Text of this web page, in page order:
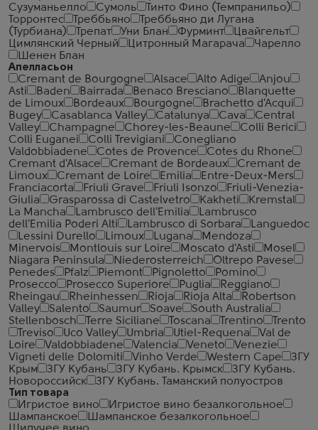
Сузуманьелло
Сумоль
Тинто Фино (Темпранильо)
Торронтес
Треббьяно
Треббьяно ди Лугана
(Турбиана)
Трепат Уни Блан Фурминт
Цвайгельт
Цимлянский Черный
Цитронный Магарача
Чарелло
Шенен Блан
Апелласьон
Cremant de Bourgogne
Alsace Alto Adige
Anjou
Asti
Baden Bairrada Benaco Bresciano
Blanquette
de Limoux
Bordeaux Bourgogne
Brachetto d'Acqui
Bugey
Casablanca Valley Catalunya Cava
Central
Valley
Champagne Chorey-les-Beaune
Colli Berici
Colli Euganei
Colli Trevigiani
Conegliano
Valdobbiadene
Cotes de Provence
Cotes du Rhone
Cremant d'Alsace
Cremant de Bordeaux
Cremant de
Limoux
Cremant de Loire Emilia
Entre-Deux-Mers
Franciacorta
Friuli Grave Friuli Isonzo
Friuli-Venezia-
Giulia
Grasparossa di Castelvetro Kakheti
Kremstal
La Mancha
Lambrusco dell'Emilia
Lambrusco
dell'Emilia Poderi Alti
Lambrusco di Sorbara
Languedoc
Lessini Durello
Limoux Lugana
Mendoza
Minervois
Montlouis sur Loire Moscato d'Asti
Mosel
Niagara Peninsula
Niederosterreich
Oltrepo Pavese
Penedes
Pfalz Piemont Pignoletto
Pomino
Prosecco
Prosecco Superiore Puglia
Reggiano
Rheingau
Rheinhessen Rioja Rioja Alta
Robertson
Valley
Salento Saumur Soave
South Australia
Stellenbosch
Terre Siciliane Toscana Trentino
Trento
Treviso
Uco Valley Umbria Utiel-Requena
Val de
Loire
Valdobbiadene Valencia Veneto
Venezie
Vigneti delle Dolomiti
Vinho Verde Western Cape
ЗГУ
Крым
ЗГУ Кубань ЗГУ Кубань. Крымск
ЗГУ Кубань.
Новороссийск
ЗГУ Кубань. Таманский полуостров
Тип товара
Игристое вино
Игристое вино безалкогольное
Шампанское
Шампанское безалкогольное